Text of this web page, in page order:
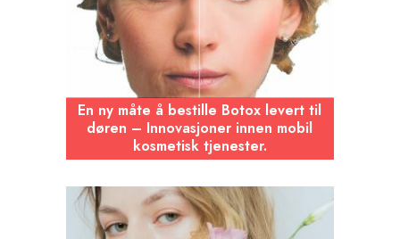
En ny måte å bestille Botox levert til
døren – Innovasjoner innen mobil
kosmetisk tjenester.